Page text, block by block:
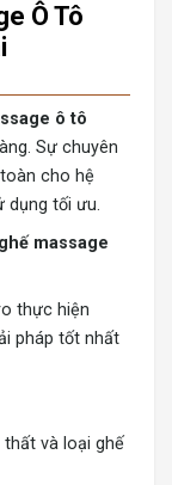
Ô Tô
ô tô
Sự chuyên
cho hệ
dụng tối ưu.
massage
thực hiện
pháp tốt nhất
thất và loại ghế